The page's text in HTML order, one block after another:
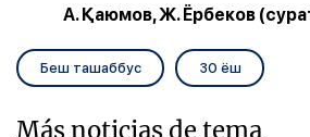
А. Қаюмов, Ж. Ёрбеков
Беш ташаббус 30 ёш
Más noticias de tema